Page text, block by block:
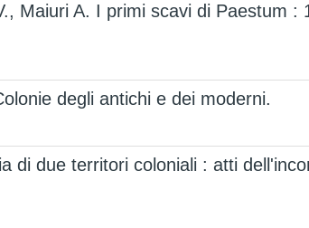
Maiuri A. I primi scavi di Paestum :
degli antichi e dei moderni.
di due territori coloniali : atti